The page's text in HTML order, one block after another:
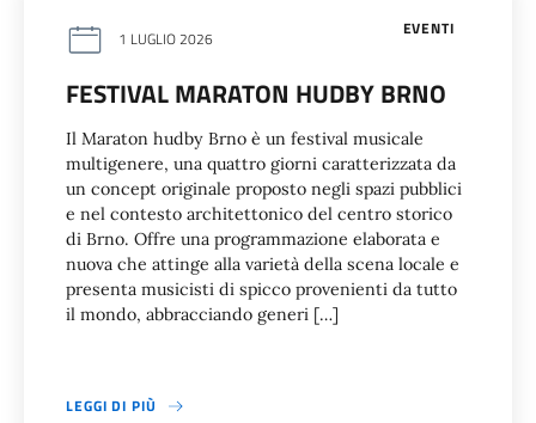
EVENTI
1 LUGLIO 2026
FESTIVAL MARATON HUDBY BRNO
Il Maraton hudby Brno è un festival musicale
multigenere, una quattro giorni caratterizzata da
un concept originale proposto negli spazi pubblici
e nel contesto architettonico del centro storico
di Brno. Offre una programmazione elaborata e
nuova che attinge alla varietà della scena locale e
presenta musicisti di spicco provenienti da tutto
il mondo, abbracciando generi […]
LEGGI DI PIÙ